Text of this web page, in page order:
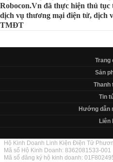
Robocon.Vn đã thực hiện thủ tục
dịch vụ thương mại điện tử, dịch
TMĐT
Trang
Sản
Thanh
Tin
Hướng dẫn
Liên
Hộ Kinh Doanh Linh Kiện Điện Tử
Mã số Hộ Kinh Doanh: 8362081533-001
Mã số đăng ký hộ kinh doanh: